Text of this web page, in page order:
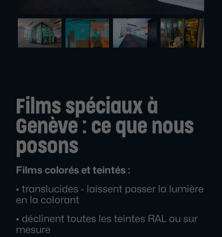
Films spéciaux à
Genève : ce que nous
posons
Films colorés et teintés :
• translucides - laissent passer la lumière
en la colorant
• déclinent toutes les teintes RAL ou sur
mesure